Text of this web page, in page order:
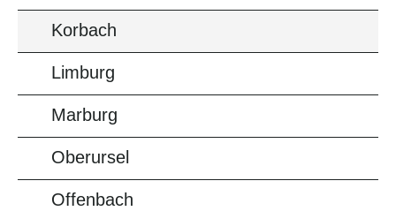
Korbach
Limburg
Marburg
Oberursel
Offenbach